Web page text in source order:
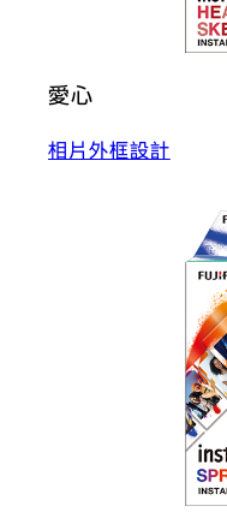
愛心
相片外框設計